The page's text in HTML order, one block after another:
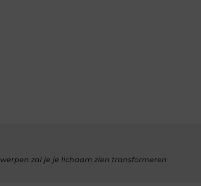
zal je je lichaam zien transformeren